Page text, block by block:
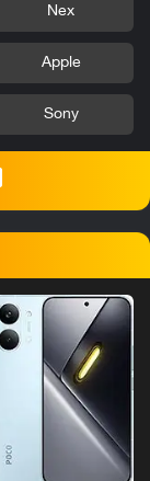
Nex
Apple
Sony